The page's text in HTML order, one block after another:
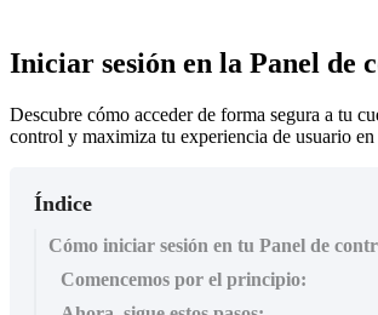
Iniciar sesión en la Panel de
Descubre cómo acceder de forma segura a tu
control y maximiza tu experiencia de usuario en
Índice
Cómo iniciar sesión en tu Panel de
Comencemos por el principio: